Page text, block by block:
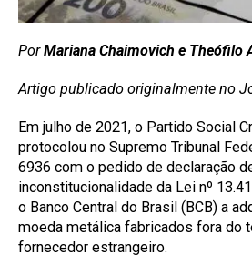
PorMariana Chaimovich e Theófilo
Artigo publicado originalmente no
Em julho de 2021, o Partido Social
protocolou no Supremo Tribunal
6936 com o pedido de declaração
inconstitucionalidade da Lei nº
o Banco Central do Brasil (BCB) a
moeda metálica fabricados fora do
fornecedor estrangeiro.